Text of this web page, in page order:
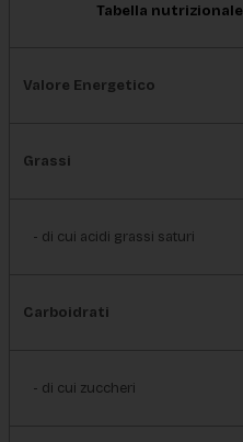
Tabella nutrizionale
Valore Energetico
Grassi
- di cui acidi grassi saturi
Carboidrati
- di cui zuccheri